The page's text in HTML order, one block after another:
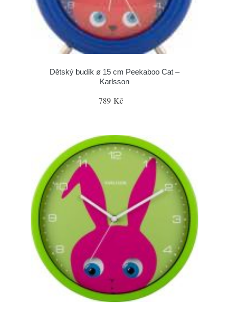
Dětský budík ø 15 cm Peekaboo Cat –
Karlsson
789 Kč